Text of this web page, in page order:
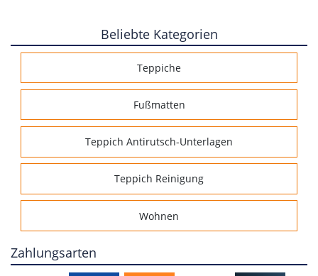
Beliebte Kategorien
Teppiche
Fußmatten
Teppich Antirutsch-Unterlagen
Teppich Reinigung
Wohnen
Zahlungsarten